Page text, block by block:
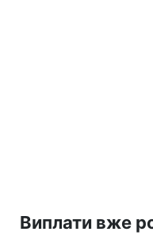
Виплати вже